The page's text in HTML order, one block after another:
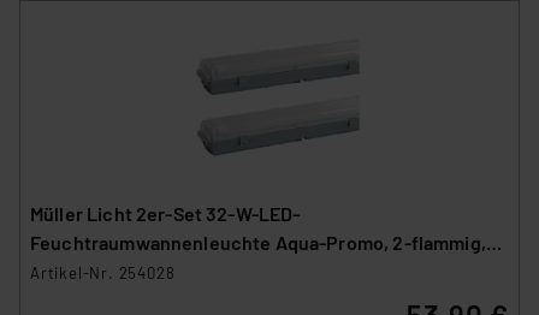
Müller Licht 2er-Set 32-W-LED-
Feuchtraumwannenleuchte Aqua-Promo, 2-flammig,
3360 lm, 4000 K, 120 cm
Artikel-Nr. 254028